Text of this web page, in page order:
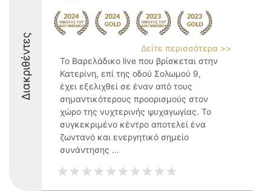
Διακριθέντες
Δείτε περισσότερα >>
Το Βαρελάδικο live που βρίσκεται στην
Κατερίνη, επί της οδού Σολωμού 9,
έχει εξελιχθεί σε έναν από τους
σημαντικότερους προορισμούς στον
χώρο της νυχτερινής ψυχαγωγίας. Το
συγκεκριμένο κέντρο αποτελεί ένα
ζωντανό και ενεργητικό σημείο
συνάντησης ...